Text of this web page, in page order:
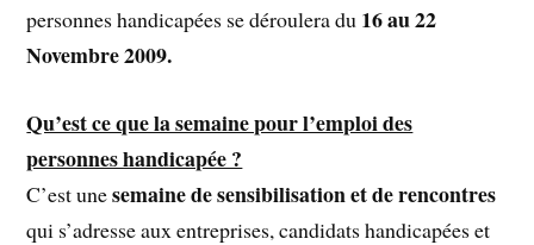
personnes handicapées se déroulera du 16 au 22
Novembre 2009.
Qu’est ce que la semaine pour l’emploi des
personnes handicapée ?
C’est unesemaine de sensibilisation et de rencontres
qui s’adresse aux entreprises, candidats handicapées et